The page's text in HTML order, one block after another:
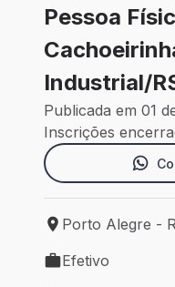
Pessoa
Industrial/
Publicada em 01
Inscrições
Local de trabalho:
Porto Alegre -
Tipo de vaga:
Efetivo